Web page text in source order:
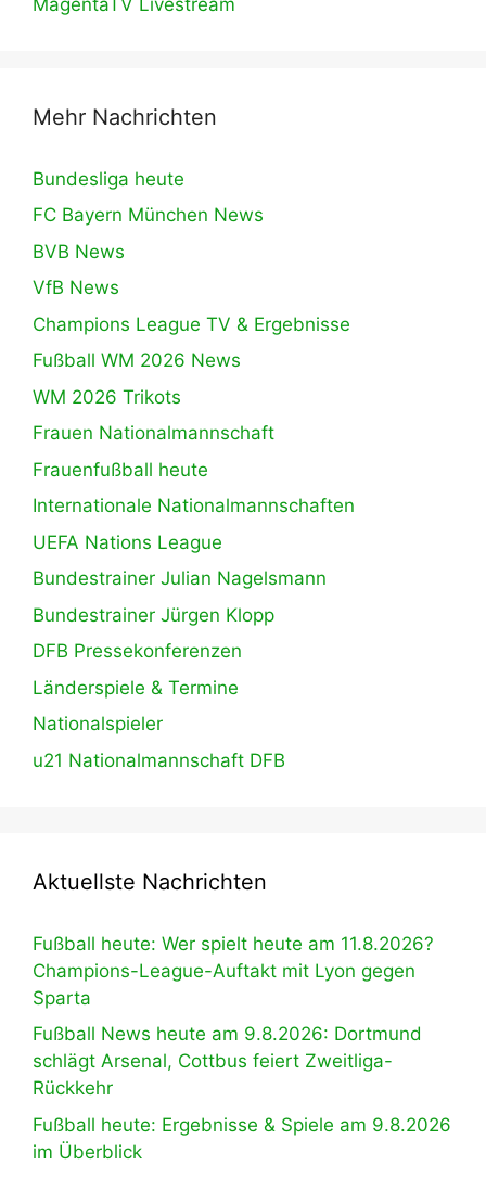
Mehr Nachrichten
Bundesliga heute
FC Bayern München News
BVB News
VfB News
Champions League TV & Ergebnisse
Fußball WM 2026 News
WM 2026 Trikots
Frauen Nationalmannschaft
Frauenfußball heute
Internationale Nationalmannschaften
UEFA Nations League
Bundestrainer Julian Nagelsmann
Bundestrainer Jürgen Klopp
DFB Pressekonferenzen
Länderspiele & Termine
Nationalspieler
u21 Nationalmannschaft DFB
Aktuellste Nachrichten
Fußball heute: Wer spielt heute am 11.8.2026?
Champions-League-Auftakt mit Lyon gegen
Sparta
Fußball News heute am 9.8.2026: Dortmund
schlägt Arsenal, Cottbus feiert Zweitliga-
Rückkehr
Fußball heute: Ergebnisse & Spiele am 9.8.2026
im Überblick